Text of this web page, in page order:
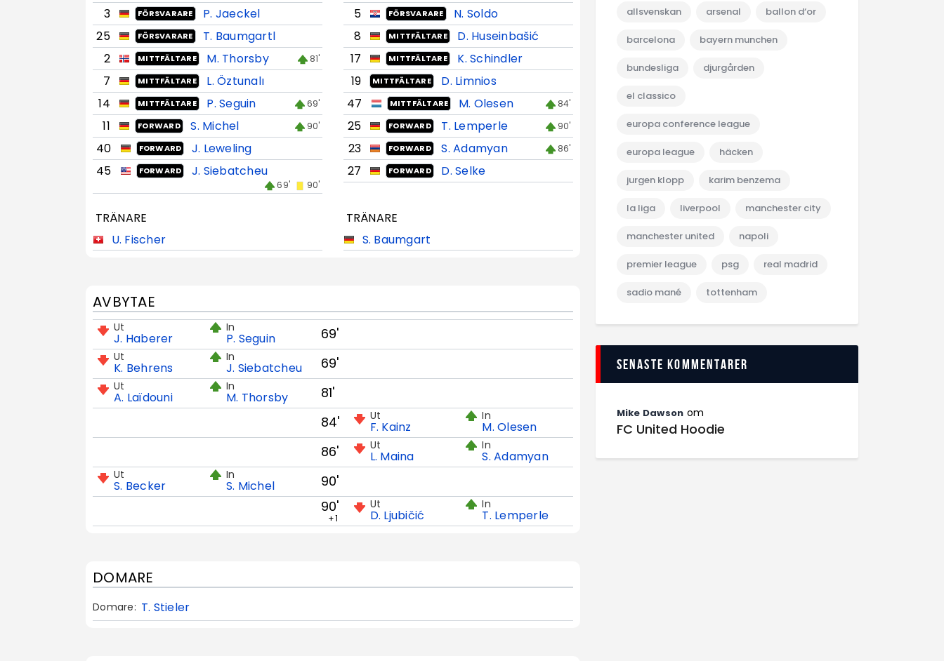
3
FÖRSVARARE
P. Jaeckel
25
FÖRSVARARE
T. Baumgartl
2
MITTFÄLTARE M. Thorsby 81'
7 MITTFÄLTARE
L. Öztunalı
14
MITTFÄLTARE P. Seguin 69'
11 FORWARD S. Michel 90'
40 FORWARD
J. Leweling
45
FORWARD J. Siebatcheu
69' 90'
TRÄNARE
U. Fischer
5
FÖRSVARARE
N. Soldo
8
MITTFÄLTARE
D. Huseinbašić
17
MITTFÄLTARE
K. Schindler
19
MITTFÄLTARE
D. Limnios
47
MITTFÄLTARE M. Olesen 84'
25 FORWARD T. Lemperle 90'
23 FORWARD S. Adamyan 86'
27 FORWARD D. Selke
TRÄNARE
S. Baumgart
AVBYTAE
Ut
J. Haberer
In
P. Seguin 69'
Ut
K. Behrens
In
J. Siebatcheu 69'
Ut
A. Laïdouni
In
M. Thorsby
81'
84'
Ut
F. Kainz
In
M. Olesen
86' Ut
L. Maina
In
S. Adamyan
Ut
S. Becker
In
S. Michel
90'
90'
+1
Ut
D. Ljubičić
In
T. Lemperle
DOMARE
Domare: T. Stieler
allsvenskan arsenal ballon d‘or
barcelona bayern munchen
bundesliga djurgården
el classico
europa conference league
europa league häcken
jurgen klopp karim benzema
la liga liverpool manchester city
manchester united napoli
premier league psg real madrid
sadio mané tottenham
Senaste kommentarer
Mike Dawson om
FC United Hoodie